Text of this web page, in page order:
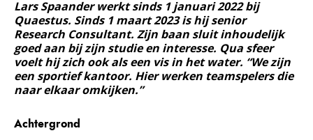
Publicaties
Internationaal
Onze Partners
Lars Spaander werkt sinds 1 januari 2022 bij
Quaestus. Sinds 1 maart 2023 is hij senior
Research Consultant. Zijn baan sluit inhoudelijk
goed aan bij zijn studie en interesse. Qua sfeer
voelt hij zich ook als een vis in het water. “We zijn
een sportief kantoor. Hier werken teamspelers die
naar elkaar omkijken.”
Achtergrond